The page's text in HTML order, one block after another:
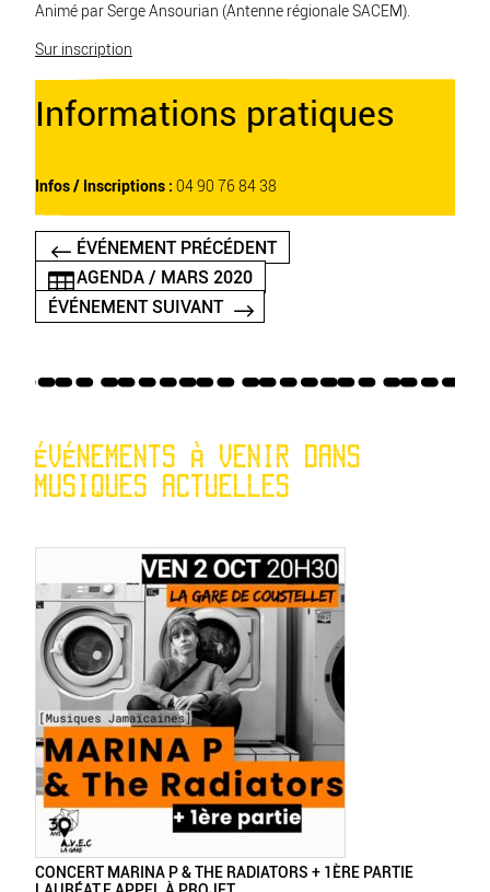
Animé par Serge Ansourian (Antenne régionale SACEM).
Sur inscription
Informations pratiques
Infos / Inscriptions : 04 90 76 84 38
ÉVÉNEMENT PRÉCÉDENT
AGENDA / MARS 2020
ÉVÉNEMENT SUIVANT
ÉVÉNEMENTS À VENIR DANS
MUSIQUES ACTUELLES
CONCERT MARINA P & THE RADIATORS + 1ÈRE PARTIE